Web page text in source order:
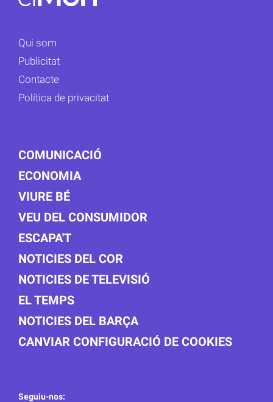
Qui som
Publicitat
Contacte
Política de privacitat
COMUNICACIÓ
ECONOMIA
VIURE BÉ
VEU DEL CONSUMIDOR
ESCAPA'T
NOTICIES DEL COR
NOTICIES DE TELEVISIÓ
EL TEMPS
NOTICIES DEL BARÇA
CANVIAR CONFIGURACIÓ DE COOKIES
Seguiu-nos: